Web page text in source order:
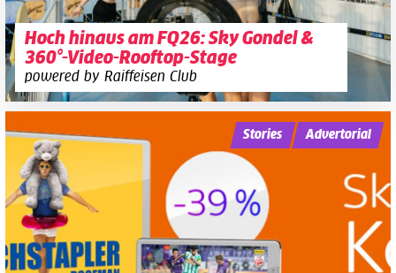
Hoch hinaus am FQ26: Sky Gondel &
360°-Video-Rooftop-Stage
powered by Raiffeisen Club
Stories Advertorial